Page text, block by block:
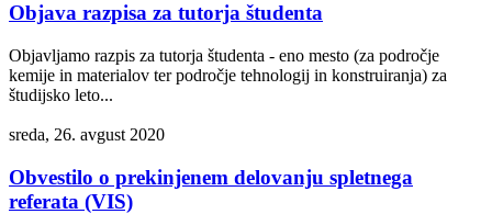
Objava razpisa za tutorja študenta
Objavljamo razpis za tutorja študenta - eno mesto (za področje
kemije in materialov ter področje tehnologij in konstruiranja) za
študijsko leto...
sreda, 26. avgust 2020
Obvestilo o prekinjenem delovanju spletnega
referata (VIS)